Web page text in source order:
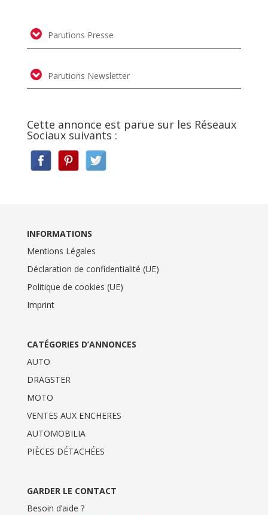
Parutions Presse
Parutions Newsletter
Cette annonce est parue sur les Réseaux
Sociaux suivants :
INFORMATIONS
Mentions Légales
Déclaration de confidentialité (UE)
Politique de cookies (UE)
Imprint
CATÉGORIES D’ANNONCES
AUTO
DRAGSTER
MOTO
VENTES AUX ENCHERES
AUTOMOBILIA
PIÈCES DÉTACHÉES
GARDER LE CONTACT
Besoin d’aide ?